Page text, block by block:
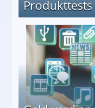
Produkttests
↻ Täglich neue